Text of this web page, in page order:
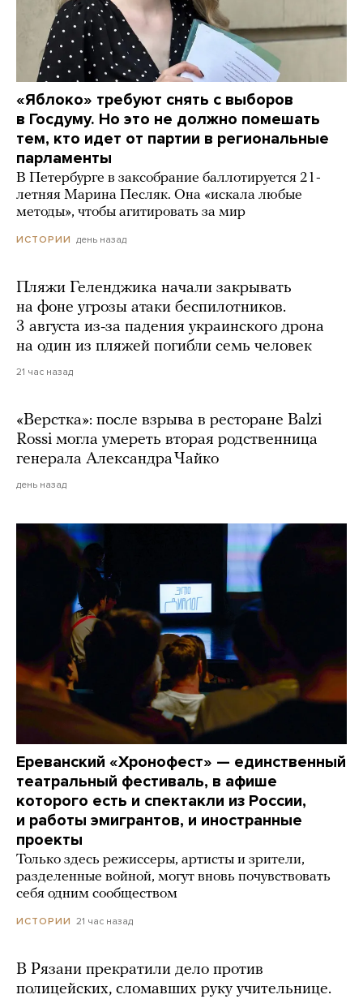
«Яблоко» требуют снять с выборов
в Госдуму. Но это не должно помешать
тем, кто идет от партии в региональные
парламенты
В Петербурге в заксобрание баллотируется 21-
летняя Марина Песляк. Она «искала любые
методы», чтобы агитировать за мир
ИСТОРИИ день назад
Пляжи Геленджика начали закрывать
на фоне угрозы атаки беспилотников.
3 августа из-за падения украинского дрона
на один из пляжей погибли семь человек
21 час назад
«Верстка»: после взрыва в ресторане Balzi
Rossi могла умереть вторая родственница
генерала Александра Чайко
день назад
Ереванский «Хронофест» — единственный
театральный фестиваль, в афише
которого есть и спектакли из России,
и работы эмигрантов, и иностранные
проекты
Только здесь режиссеры, артисты и зрители,
разделенные войной, могут вновь почувствовать
себя одним сообществом
ИСТОРИИ 21 час назад
В Рязани прекратили дело против
полицейских, сломавших руку учительнице.